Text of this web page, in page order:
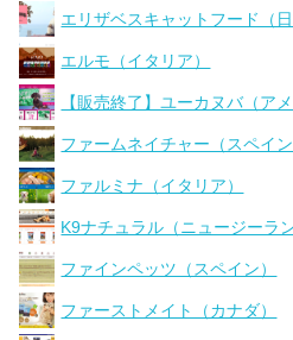
エリザベスキャットフード（日
エルモ（イタリア）
【販売終了】ユーカヌバ（アメ
ファームネイチャー（スペイン
ファルミナ（イタリア）
K9ナチュラル（ニュージーラン
ファインペッツ（スペイン）
ファーストメイト（カナダ）